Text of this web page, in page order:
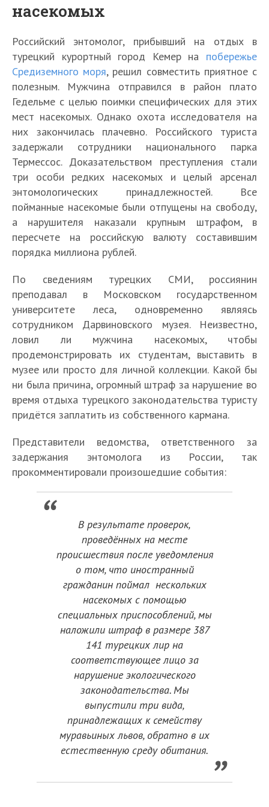
насекомых
Российский энтомолог, прибывший на отдых в
турецкий курортный город Кемер на побережье
Средиземного моря, решил совместить приятное с
полезным. Мужчина отправился в район плато
Гедельме с целью поимки специфических для этих
мест насекомых. Однако охота исследователя на
них закончилась плачевно. Российского туриста
задержали сотрудники национального парка
Термессос. Доказательством преступления стали
три особи редких насекомых и целый арсенал
энтомологических принадлежностей. Все
пойманные насекомые были отпущены на свободу,
а нарушителя наказали крупным штрафом, в
пересчете на российскую валюту составившим
порядка миллиона рублей.
По сведениям турецких СМИ, россиянин
преподавал в Московском государственном
университете леса, одновременно являясь
сотрудником Дарвиновского музея. Неизвестно,
ловил ли мужчина насекомых, чтобы
продемонстрировать их студентам, выставить в
музее или просто для личной коллекции. Какой бы
ни была причина, огромный штраф за нарушение во
время отдыха турецкого законодательства туристу
придётся заплатить из собственного кармана.
Представители ведомства, ответственного за
задержания энтомолога из России, так
прокомментировали произошедшие события:
В результате проверок,
проведённых на месте
происшествия после уведомления
о том, что иностранный
гражданин поймал нескольких
насекомых с помощью
специальных приспособлений, мы
наложили штраф в размере 387
141 турецких лир на
соответствующее лицо за
нарушение экологического
законодательства. Мы
выпустили три вида,
принадлежащих к семейству
муравьиных львов, обратно в их
естественную среду обитания.